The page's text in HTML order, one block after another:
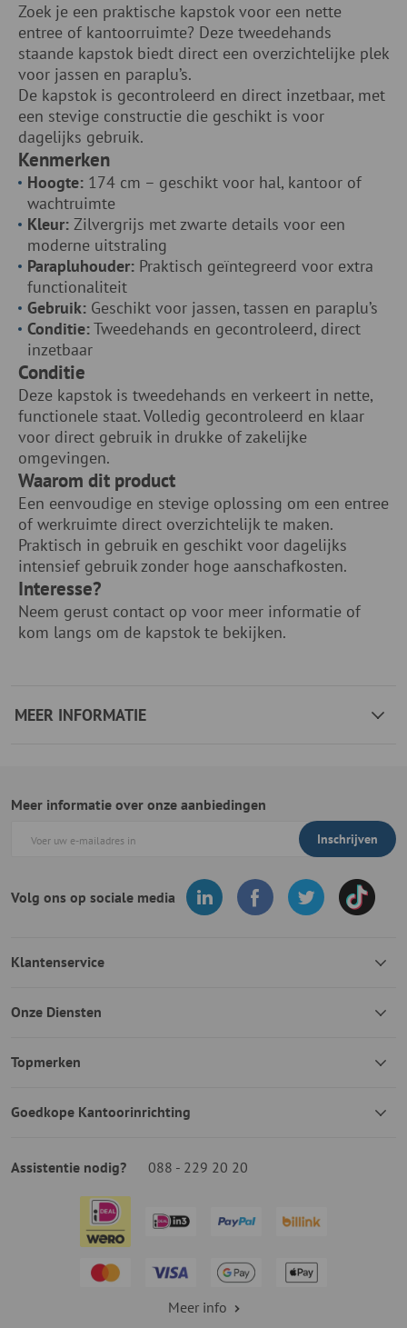
Zoek je een praktische kapstok voor een nette
entree of kantoorruimte? Deze tweedehands
staande kapstok biedt direct een overzichtelijke plek
voor jassen en paraplu’s.
De kapstok is gecontroleerd en direct inzetbaar, met
een stevige constructie die geschikt is voor
dagelijks gebruik.
Kenmerken
Hoogte: 174 cm – geschikt voor hal, kantoor of
wachtruimte
Kleur: Zilvergrijs met zwarte details voor een
moderne uitstraling
Parapluhouder: Praktisch geïntegreerd voor extra
functionaliteit
Gebruik: Geschikt voor jassen, tassen en paraplu’s
Conditie:Tweedehands en gecontroleerd, direct
inzetbaar
Conditie
Deze kapstok is tweedehands en verkeert in nette,
functionele staat. Volledig gecontroleerd en klaar
voor direct gebruik in drukke of zakelijke
omgevingen.
Waarom dit product
Een eenvoudige en stevige oplossing om een entree
of werkruimte direct overzichtelijk te maken.
Praktisch in gebruik en geschikt voor dagelijks
intensief gebruik zonder hoge aanschafkosten.
Interesse?
Neem gerust contact op voor meer informatie of
kom langs om de kapstok te bekijken.
MEER INFORMATIE
Meer informatie over onze aanbiedingen
Inschrijven
Volg ons op sociale media
Klantenservice
Onze Diensten
Topmerken
Goedkope Kantoorinrichting
Assistentie nodig? 088 - 229 20 20
Meer info